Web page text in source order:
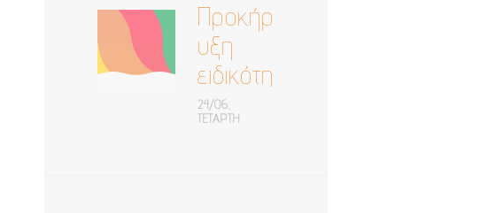
06-
2026)
Ειδικότη
τα:
Προκήρ
υξη
ειδικότη
τας
Ψυχιάτ
24/06,
ΤΕΤΆΡΤΗ